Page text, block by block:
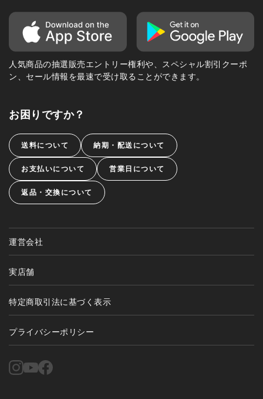
人気商品の抽選販売エントリー権利や、スペシャル割引クーポ
ン、セール情報を最速で受け取ることができます。
お困りですか？
送料について 納期・配送について
お支払いについて 営業日について
返品・交換について
運営会社
実店舗
特定商取引法に基づく表示
プライバシーポリシー